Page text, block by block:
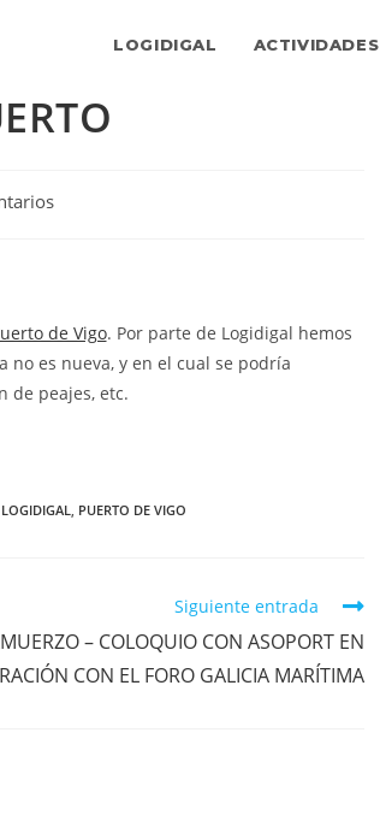
LOGIDIGAL ACTIVIDADES
de Vigo. Por parte de Logidigal hemos
es nueva, y en el cual se podría
de peajes, etc.
LOGIDIGAL, PUERTO DE VIGO
Siguiente entrada
– COLOQUIO CON ASOPORT EN
CON EL FORO GALICIA MARÍTIMA